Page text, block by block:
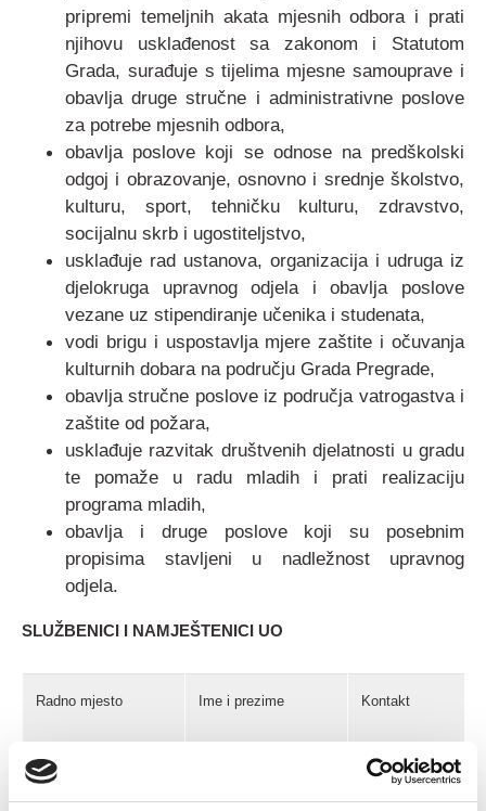
pripremi temeljnih akata mjesnih odbora i prati
njihovu usklađenost sa zakonom i Statutom
Grada, surađuje s tijelima mjesne samouprave i
obavlja druge stručne i administrativne poslove
za potrebe mjesnih odbora,
obavlja poslove koji se odnose na predškolski
odgoj i obrazovanje, osnovno i srednje školstvo,
kulturu, sport, tehničku kulturu, zdravstvo,
socijalnu skrb i ugostiteljstvo,
usklađuje rad ustanova, organizacija i udruga iz
djelokruga upravnog odjela i obavlja poslove
vezane uz stipendiranje učenika i studenata,
vodi brigu i uspostavlja mjere zaštite i očuvanja
kulturnih dobara na području Grada Pregrade,
obavlja stručne poslove iz područja vatrogastva i
zaštite od požara,
usklađuje razvitak društvenih djelatnosti u gradu
te pomaže u radu mladih i prati realizaciju
programa mladih,
obavlja i druge poslove koji su posebnim
propisima stavljeni u nadležnost upravnog
odjela.
SLUŽBENICI I NAMJEŠTENICI UO
Radno mjesto Ime i prezime Kontakt
Pročelnik tel.: 049 376 052